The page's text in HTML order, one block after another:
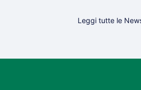
Leggi tutte le